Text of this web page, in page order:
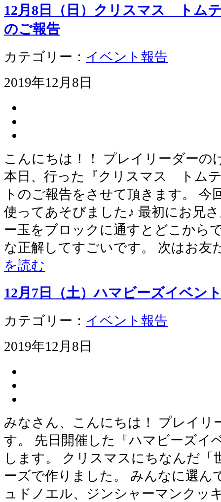
12月8日（日）クリスマス トム
のご報告
カテゴリー： イベント報告
2019年12月8日
こんにちは！！ プレイリーダーの
本日、行った『クリスマス トム
トのご報告をさせて頂きます。 今
使ってあそびました♪ 最初にお兄
ー玉をブロックに通すとどこから
な正解してすごいです。 次はお
を読む
12月7日（土）ハマビーズイベン
カテゴリー： イベント報告
2019年12月8日
みなさん、こんにちは！ プレイリ
す。 先日開催した『ハマビーズイ
します。 クリスマスにちなんだ「
ーズで作りました。 みんなに選ん
ュドノエル、ジンシャーマンクッ